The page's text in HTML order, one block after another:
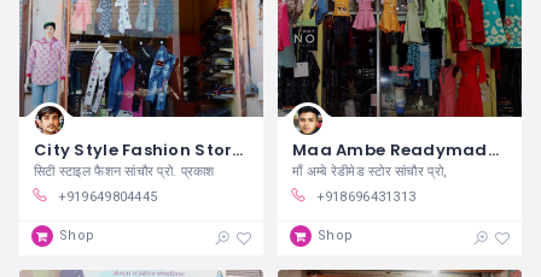
City Style Fashion Store Sanchore
सिटी स्टाइल फैशन सांचौर प्रो. प्रकाश
+919649804445
Shop
Maa Ambe Readymade Store Sanchore
माँ अम्बे रेडीमेड स्टोर सांचौर प्रो,
+918696431313
Shop